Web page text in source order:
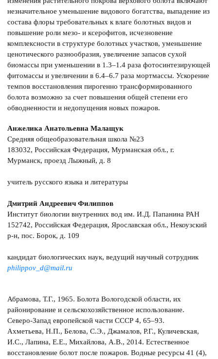
незначительное уменьшение видового богатства, выпадение из
состава флоры требовательных к влаге болотных видов и
повышение роли мезо- и ксерофитов, исчезновение
комплексности в структуре болотных участков, уменьшение
ценотического разнообразия, увеличение запасов сухой
биомассы при уменьшении в 1.3–1.4 раза фотосинтезирующей
фитомассы и увеличении в 6.4–6.7 раза мортмассы. Ускорение
темпов восстановления пирогенно трансформированного
болота возможно за счет повышения общей степени его
обводненности и недопущения новых пожаров.
Анжелика Анатольевна Малащук
Средняя общеобразовательная школа №23
183032, Российская Федерация, Мурманская обл., г.
Мурманск, проезд Лыжный, д. 8
учитель русского языка и литературы
Дмитрий Андреевич Филиппов
Институт биологии внутренних вод им. И.Д. Папанина РАН
152742, Российская Федерация, Ярославская обл., Некоузский
р-н, пос. Борок, д. 109
кандидат биологических наук, ведущий научный сотрудник
philippov_d@mail.ru
Абрамова, Т.Г., 1965. Болота Вологодской области, их
районирование и сельскохозяйственное использование.
Северо-Запад европейской части СССР 4, 65–93.
Ахметьева, Н.П., Белова, С.Э., Джамалов, Р.Г., Куличевская,
И.С., Лапина, Е.Е., Михайлова, А.В., 2014. Естественное
восстановление болот после пожаров. Водные ресурсы 41 (4),